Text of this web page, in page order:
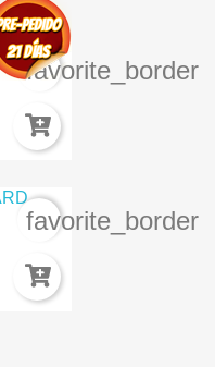
favorite_border
favorite_border